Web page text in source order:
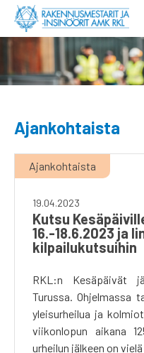
Ajankohtaista
Ajankohtaista
19.04.2023
Kutsu
16.-18.6.2023 ja
kilpailukutsuihin
RKL:n Kesäpäivät
Turussa. Ohjelmassa
yleisurheilua ja
viikonlopun aikana
urheilun jälkeen on vielä